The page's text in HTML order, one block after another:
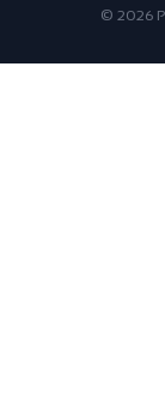
© 2026